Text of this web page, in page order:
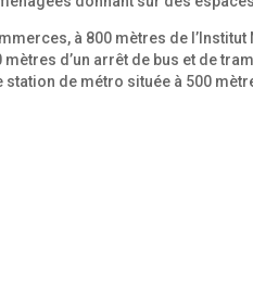
à 800 mètres de
mètres d’un arrêt de bus et de
de métro située à 500